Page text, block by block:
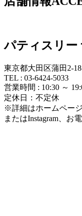
パティスリー
東京都大田区蒲田2-
TEL : 03-6424-5033
営業時間 : 10:30 ～
定休日：不定休
※詳細はホームペー
またはInstagram、お